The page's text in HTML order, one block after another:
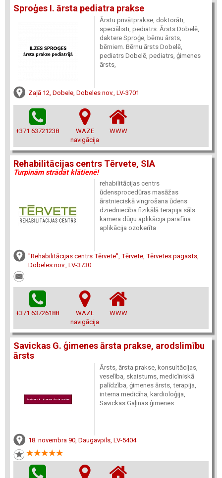
Sproģes I. ārsta pediatra prakse
Ārstu privātprakse, doktorāti,
speciālisti, pediatrs. Ārsts Dobelē,
daktere Sproģe, bērnu ārsts,
bērniem. Bērnu ārsts Dobelē,
pediatrs Dobelē, pediatrs, ģimenes
ārsts,
Zaļā 12, Dobele, Dobeles nov., LV-3701
+371 63721238
WAZE
navigācija
WWW
Rehabilitācijas centrs Tērvete, SIA
Turpinām strādāt klātienē!
rehabilitācijas centrs
ūdensprocedūras masāžas
ārstnieciskā vingrošana ūdens
dziedniecība fizikālā terapija sāls
kamera dūņu aplikācija parafīna
aplikācija ozokerīta
"Rehabilitācijas centrs Tērvete", Tērvete, Tērvetes pagasts,
Dobeles nov., LV-3730
+371 63726188
WAZE
navigācija
WWW
Savickas G. ģimenes ārsta prakse, arodslimību
ārsts
Ārsts, ārsta prakse, konsultācijas,
veselība, skaistums, medicīniskā
palīdzība, ģimenes ārsts, terapija,
interna medicīna, kardioloģija,
Savickas Gaļinas ģimenes
18. novembra 90, Daugavpils, LV-5404